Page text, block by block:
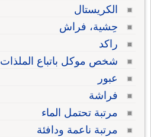
الكريستال
حِشية، فراش
راكد
شخص موكل باتباع الملذات
عبور
فراشة
مرتبة تحتمل الماء
مرتبة ناعمة ودافئة